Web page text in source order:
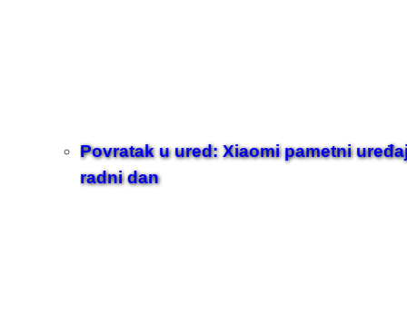
Povratak u ured: Xiaomi pametni
radni dan